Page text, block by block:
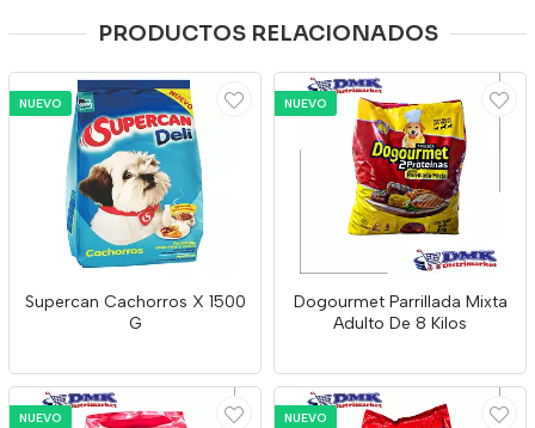
PRODUCTOS RELACIONADOS
NUEVO
Supercan Cachorros X 1500
G
NUEVO
Dogourmet Parrillada Mixta
Adulto De 8 Kilos
NUEVO NUEVO